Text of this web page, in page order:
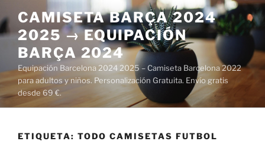
al
contenido
CAMISETA BARÇA 2024
2025 → EQUIPACIÓN
BARÇA 2024
Equipación Barcelona 2024 2025 – Camiseta Barcelona 2022
para adultos y niños. Personalización Gratuita. Envío gratis
desde 69 €.
ETIQUETA: TODO CAMISETAS FUTBOL